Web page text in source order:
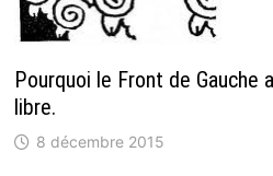
Pourquoi le Front de Gauche
libre.
8 décembre 2015